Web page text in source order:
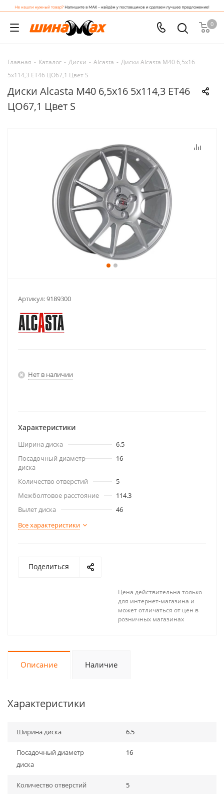
0
Главная - Каталог - Диски - Alcasta - Диски Alcasta M40 6,5x16
5x114,3 ET46 ЦО67,1 Цвет S
Диски Alcasta M40 6,5x16 5x114,3 ET46
ЦО67,1 Цвет S
Артикул:9189300
Нет в наличии
Характеристики
Ширина диска
6.5
Посадочный диаметр
диска
16
Количество отверстий
5
Межболтовое расстояние
114.3
Вылет диска
46
Все характеристики
Поделиться
Цена действительна только
для интернет-магазина и
может отличаться от цен в
розничных магазинах
Описание Наличие
Характеристики
Ширина диска 6.5
Посадочный диаметр
диска
16
Количество отверстий 5